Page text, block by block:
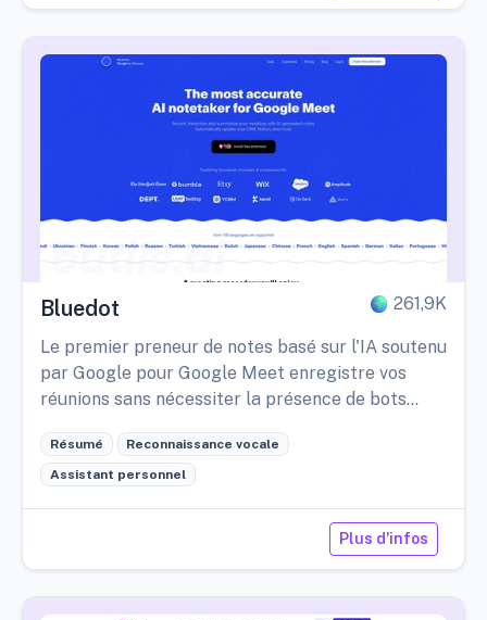
Bluedot 261,9K
Le premier preneur de notes basé sur l'IA soutenu
par Google pour Google Meet enregistre vos
réunions sans nécessiter la présence de bots
Résumé Reconnaissance vocale
Assistant personnel
Plus d'infos